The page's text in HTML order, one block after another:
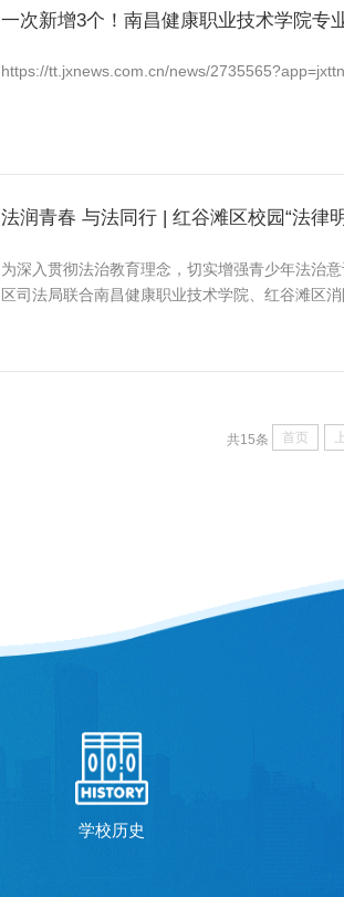
一次新增3个！南昌健康职业技术学院专
https://tt.jxnews.com.cn/news/
法润青春 与法同行 | 红谷滩区校园“法律
为深入贯彻法治教育理念，切实增强青少年法治
区司法局联合南昌健康职业技术学院、红谷滩区
共15条 首页
学校历史